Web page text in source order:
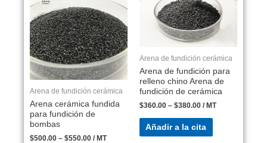
Arena de fundición cerámica
Arena cerámica fundida
para fundición de
bombas
$500.00 – $550.00 / MT
Arena de fundición cerámica
Arena de fundición para
relleno chino Arena de
fundición de cerámica
$360.00 – $380.00 / MT
Añadir a la cita